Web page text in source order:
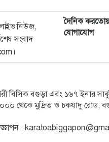
নিউজ,
সংবাদ
দৈনিক
যোগাযোগ
বিসিক বগুড়া এবং ১৬৭ ইনার
থেকে মুদ্রিত ও চকযাদু রোড,
: